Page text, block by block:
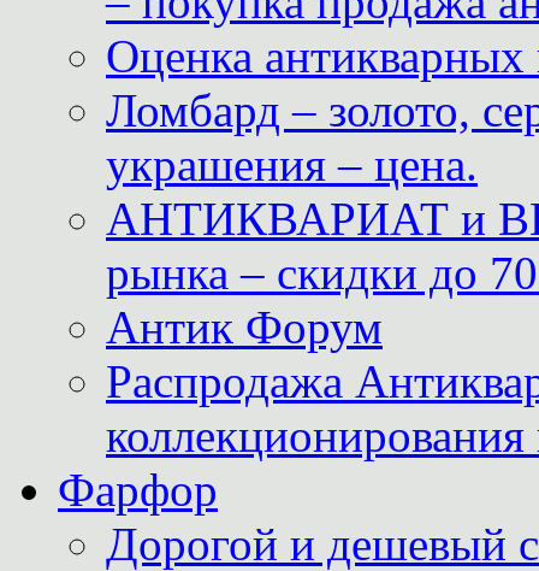
Оценка антикварных
Ломбард – золото,
украшения – цена.
АНТИКВАРИАТ и
рынка – скидки до
Антик Форум
Распродажа
Фарфор
Дорогой и дешевый